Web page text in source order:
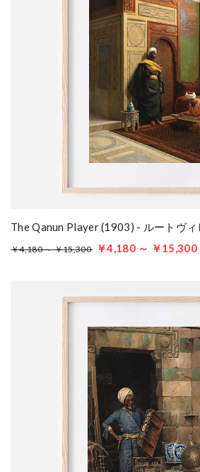
The Qanun Player (1903) - ルートヴィ
￥4,180 ～ ￥15,300 ￥4,180 ～ ￥15,300